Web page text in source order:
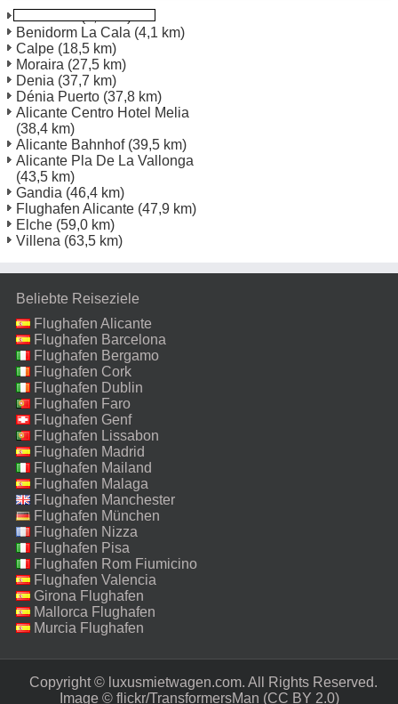
Benidorm(2,6 km)
Benidorm La Cala (4,1 km)
Calpe (18,5 km)
Moraira (27,5 km)
Denia (37,7 km)
Dénia Puerto (37,8 km)
Alicante Centro Hotel Melia
(38,4 km)
Alicante Bahnhof(39,5 km)
Alicante Pla De La Vallonga
(43,5 km)
Gandia (46,4 km)
Flughafen Alicante (47,9 km)
Elche (59,0 km)
Villena (63,5 km)
Beliebte Reiseziele
Flughafen Alicante
Flughafen Barcelona
Flughafen Bergamo
Flughafen Cork
Flughafen Dublin
Flughafen Faro
Flughafen Genf
Flughafen Lissabon
Flughafen Madrid
Flughafen Mailand
Malpensa
Flughafen Malaga
Flughafen Manchester
Flughafen München
Flughafen Nizza
Flughafen Pisa
Flughafen Rom Fiumicino
Flughafen Valencia
Girona Flughafen
Mallorca Flughafen
Murcia Flughafen
Copyright © luxusmietwagen.com. All Rights Reserved.‎
Image © flickr/TransformersMan (CC BY 2.0)‎